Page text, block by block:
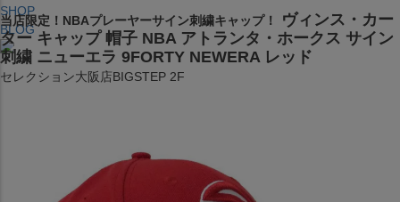
SHOP
BLOG
セレクション大阪店BIGSTEP 2F
大阪府大阪市中央区西心斎橋1丁目6番14号
TEL:06-4708-3300
当店限定！NBAプレーヤーサイン刺繍キャップ！
ヴィンス・カー
ター キャップ 帽子 NBA アトランタ・ホークス サイン
刺繍 ニューエラ 9FORTY NEWERA レッド